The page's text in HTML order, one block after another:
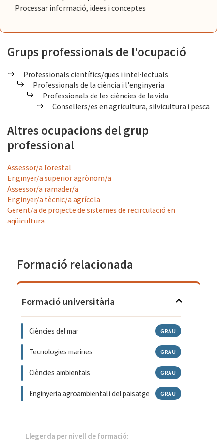
Processar informació, idees i conceptes
Grups professionals de l'ocupació
Professionals científics/ques i intel·lectuals
Professionals de la ciència i l'enginyeria
Professionals de les ciències de la vida
Consellers/es en agricultura, silvicultura i pesca
Altres ocupacions del grup
professional
Assessor/a forestal
Enginyer/a superior agrònom/a
Assessor/a ramader/a
Enginyer/a tècnic/a agrícola
Gerent/a de projecte de sistemes de recirculació en
aqüicultura
Formació relacionada
Formació universitària
Ciències del mar GRAU
Tecnologies marines GRAU
Ciències ambientals GRAU
Enginyeria agroambiental i del paisatge GRAU
Llegenda per nivell de formació: